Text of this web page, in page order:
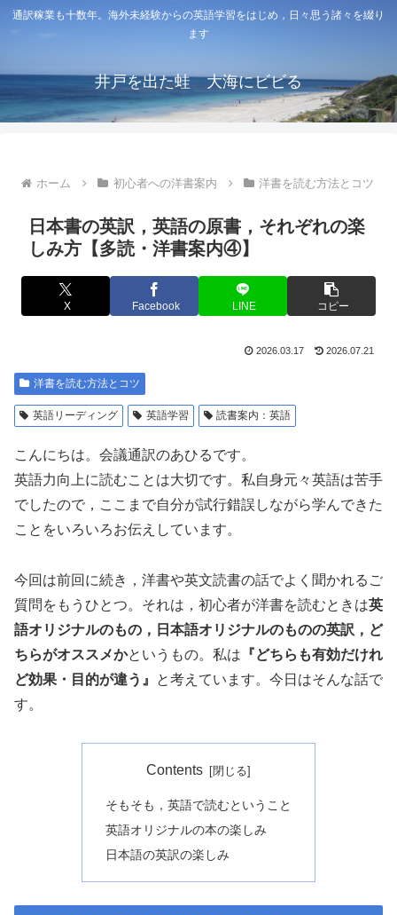
通訳稼業も十数年。海外未経験からの英語学習をはじめ，日々思う諸々を綴り
ます
井戸を出た蛙 大海にビビる
ホーム 初心者への洋書案内 洋書を読む方法とコツ
日本書の英訳，英語の原書，それぞれの楽
しみ方【多読・洋書案内④】
X Facebook LINE コピー
2026.03.17 2026.07.21
洋書を読む方法とコツ
英語リーディング 英語学習 読書案内：英語
こんにちは。会議通訳のあひるです。
英語力向上に読むことは大切です。私自身元々英語は苦手
でしたので，ここまで自分が試行錯誤しながら学んできた
ことをいろいろお伝えしています。
今回は前回に続き，洋書や英文読書の話でよく聞かれるご
質問をもうひとつ。それは，初心者が洋書を読むときは英
語オリジナルのもの，日本語オリジナルのものの英訳，ど
ちらがオススメかというもの。私は 『どちらも有効だけれ
ど効果・目的が違う』
と考えています。今日はそんな話で
す。
Contents
そもそも，英語で読むということ
英語オリジナルの本の楽しみ
日本語の英訳の楽しみ